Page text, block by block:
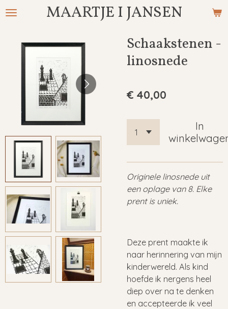
Ga
hoofdinhoud
MAARTJE I JANSEN
Schaakstenen -
linosnede
€ 40,00
In
Originele linosnede uit
een oplage van 8. Elke
prent is uniek.
Deze prent maakte ik
naar herinnering van mijn
kinderwereld. Als kind
hoefde ik nergens heel
diep over na te denken
en accepteerde ik veel